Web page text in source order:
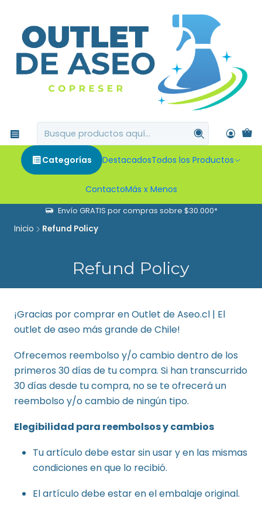
Categorías DestacadosTodos los Productos
ContactoMás x Menos
Envío GRATIS por compras sobre $30.000*
Inicio Refund Policy
Refund Policy
¡Gracias por comprar en Outlet de Aseo.cl | El
outlet de aseo más grande de Chile!
Ofrecemos reembolso y/o cambio dentro de los
primeros 30 días de tu compra. Si han transcurrido
30 días desde tu compra, no se te ofrecerá un
reembolso y/o cambio de ningún tipo.
Elegibilidad para reembolsos y cambios
Tu artículo debe estar sin usar y en las mismas
condiciones en que lo recibió.
El artículo debe estar en el embalaje original.